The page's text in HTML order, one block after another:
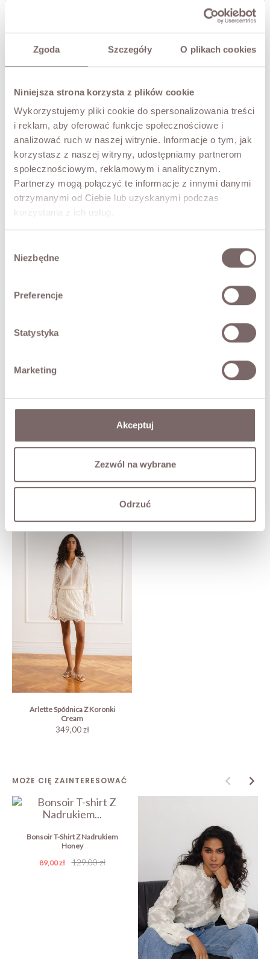
Zgoda Szczegóły O plikach cookies
Niniejsza strona korzysta z plików cookie
Wykorzystujemy pliki cookie do spersonalizowania treści
i reklam, aby oferować funkcje społecznościowe i
analizować ruch w naszej witrynie. Informacje o tym, jak
korzystasz z naszej witryny, udostępniamy partnerom
społecznościowym, reklamowym i analitycznym.
Partnerzy mogą połączyć te informacje z innymi danymi
otrzymanymi od Ciebie lub uzyskanymi podczas
korzystania z ich usług.
zgody
Niezbędne
Preferencje
Statystyka
Marketing
Akceptuj
Zezwól na wybrane
Odrzuć
OPIS
Zwiewny fason pięknie układa się na sylwetce,
zapewniając lekkość i komfort noszenia. Ozdobne
koronkowe wykończenia przy dekolcie oraz efektowne
rozszerzane rękawy dodają całości wyjątkowej elegancji i
subtelności.
Model doskonale sprawdzi się zarówno w codziennych
stylizacjach z jeansami, jak i w komplecie ze spódnicą,
tworząc romantyczny i niezwykle stylowy look.
- transparentny materiał
- koronkowe wykończenia
- rozszerzane rękawy
- styl boho chic
Modelka ma 173 cm wzrostu i prezentuje rozmiar M.
DOSTAWA
Arlette Spódnica Z Koronki
Cream
349,00 zł
MOŻE CIĘ ZAINTERESOWAĆ
Bonsoir T-Shirt Z Nadrukiem
Honey
Cena
89,00 zł
Cena
129,00 zł